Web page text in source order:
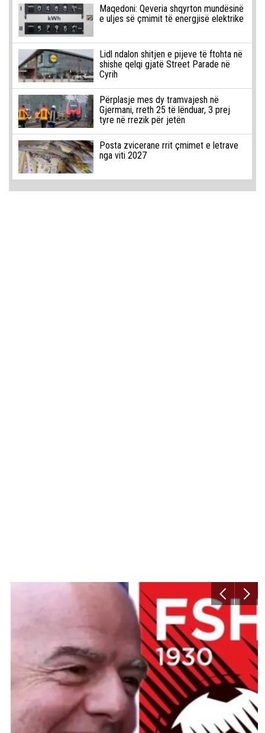
Maqedoni: Qeveria shqyrton mundësinë
e uljes së çmimit të energjisë elektrike
Lidl ndalon shitjen e pijeve të ftohta në
shishe qelqi gjatë Street Parade në
Cyrih
Përplasje mes dy tramvajesh në
Gjermani, rreth 25 të lënduar, 3 prej
tyre në rrezik për jetën
Posta zvicerane rrit çmimet e letrave
nga viti 2027